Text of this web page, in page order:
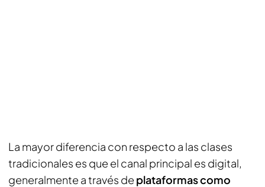
La mayor diferencia con respecto a las clases
tradicionales es que el canal principal es digital,
generalmente a través de plataformas como